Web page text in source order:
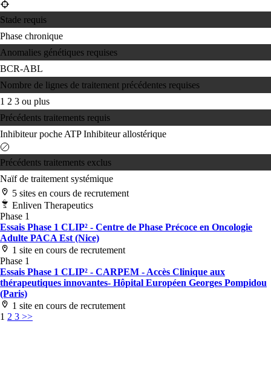
Stade requis
Phase chronique
Anomalies génétiques requises
BCR-ABL
Nombre de lignes de traitement précédentes requises
1 2 3 ou plus
Précédents traitements requis
Inhibiteur poche ATPInhibiteur allostérique
Précédents traitements exclus
Naïf de traitement systémique
5 sites en cours de recrutement
Enliven Therapeutics
Phase 1
Essais Phase 1 CLIP² - Centre de Phase Précoce en Oncologie
Adulte PACA Est (Nice)
1 site en cours de recrutement
Phase 1
Essais Phase 1 CLIP² - CARPEM - Accès Clinique aux
thérapeutiques innovantes- Hôpital Européen Georges Pompidou
(Paris)
1 site en cours de recrutement
1 2 3 >>